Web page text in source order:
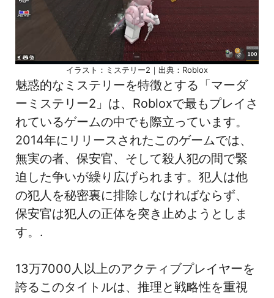
イラスト：ミステリー2｜出典：Roblox
魅惑的なミステリーを特徴とする「マーダ
ーミステリー2」は、Robloxで最もプレイさ
れているゲームの中でも際立っています。
2014年にリリースされたこのゲームでは、
無実の者、保安官、そして殺人犯の間で緊
迫した争いが繰り広げられます。犯人は他
の犯人を秘密裏に排除しなければならず、
保安官は犯人の正体を突き止めようとしま
す。.
13万7000人以上のアクティブプレイヤーを
誇るこのタイトルは、推理と戦略性を重視